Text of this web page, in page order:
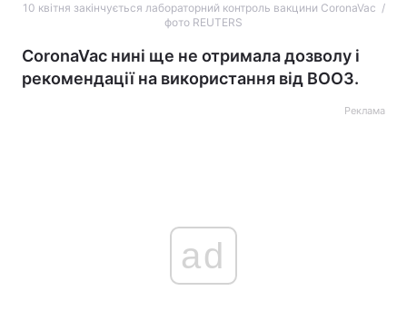
10 квітня закінчується лабораторний контроль вакцини CoronaVac /
фото REUTERS
CoronaVac нині ще не отримала дозволу і
рекомендації на використання від ВООЗ.
Реклама
ad